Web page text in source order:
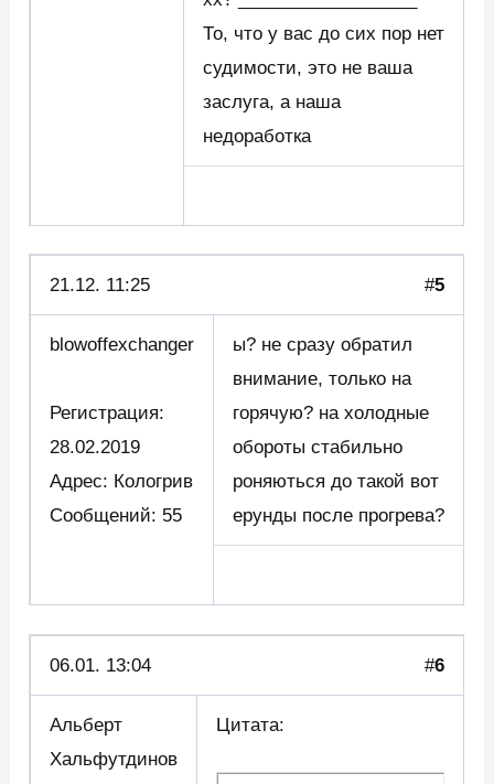
То, что у вас до сих пор нет
судимости, это не ваша
заслуга, а наша
недоработка
21.12. 11:25 #5
blowoffexchanger
Регистрация:
28.02.2019
Адрес: Кологрив
Сообщений: 55
ы? не сразу обратил
внимание, только на
горячую? на холодные
обороты стабильно
роняються до такой вот
ерунды после прогрева?
06.01. 13:04 #6
Альберт
Хальфутдинов
Цитата: